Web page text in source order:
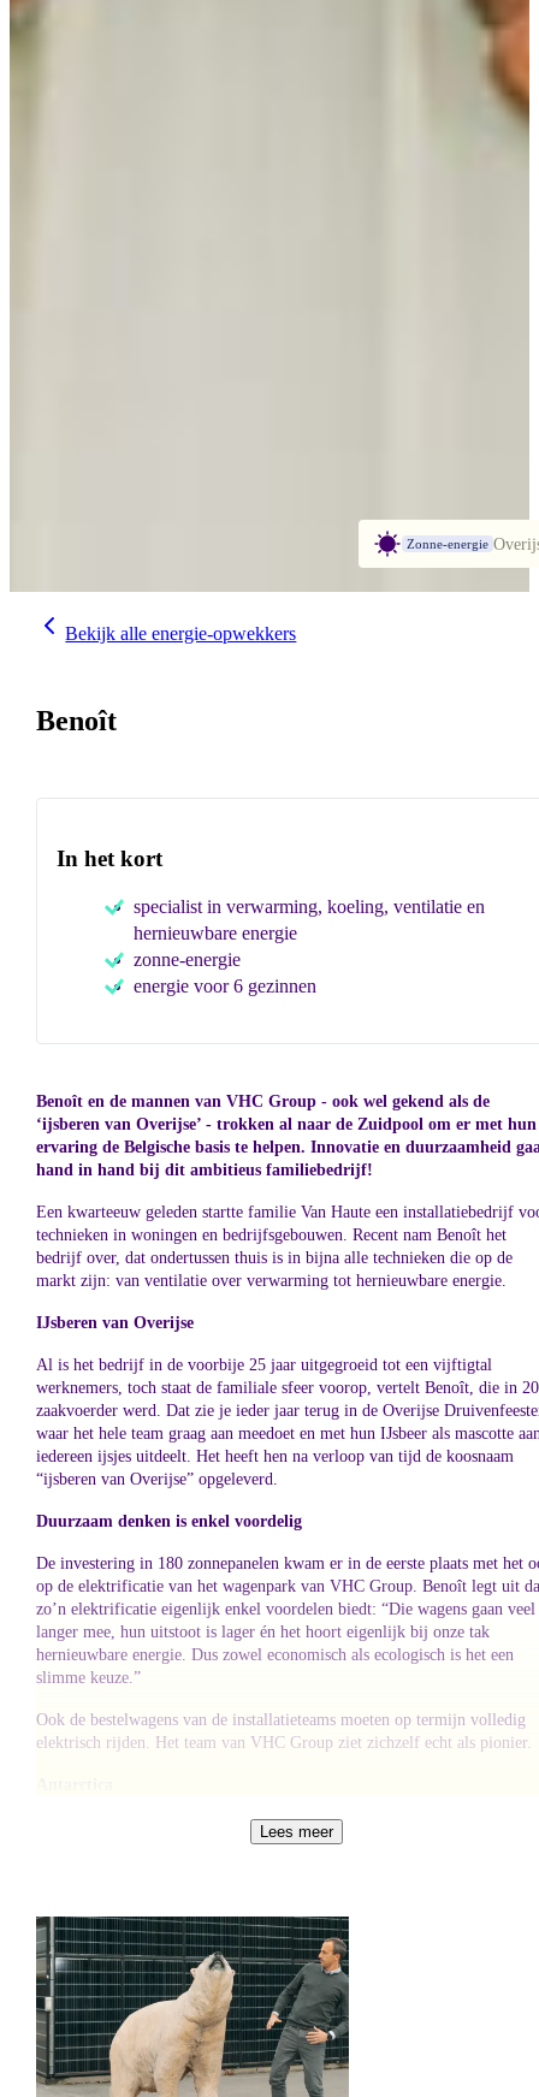
Zonne-energie
Bekijk alle energie-opwekkers
Benoît
In het kort
specialist in verwarming, koeling, ventilatie en
hernieuwbare energie
zonne-energie
energie voor 6 gezinnen
Benoît en de mannen van VHC Group - ook wel gekend als de
‘ijsberen van Overijse’ - trokken al naar de Zuidpool om er met hun
ervaring de Belgische basis te helpen. Innovatie en duurzaamheid
hand in hand bij dit ambitieus familiebedrijf!
Een kwarteeuw geleden startte familie Van Haute een installatiebedrijf
technieken in woningen en bedrijfsgebouwen. Recent nam Benoît het
bedrijf over, dat ondertussen thuis is in bijna alle technieken die op de
markt zijn: van ventilatie over verwarming tot hernieuwbare energie.
IJsberen van Overijse
Al is het bedrijf in de voorbije 25 jaar uitgegroeid tot een vijftigtal
werknemers, toch staat de familiale sfeer voorop, vertelt Benoît, die in
zaakvoerder werd. Dat zie je ieder jaar terug in de Overijse
waar het hele team graag aan meedoet en met hun IJsbeer als mascotte
iedereen ijsjes uitdeelt. Het heeft hen na verloop van tijd de koosnaam
“ijsberen van Overijse” opgeleverd.
Duurzaam denken is enkel voordelig
De investering in 180 zonnepanelen kwam er in de eerste plaats met het
op de elektrificatie van het wagenpark van VHC Group. Benoît legt uit
zo’n elektrificatie eigenlijk enkel voordelen biedt: “Die wagens gaan veel
langer mee, hun uitstoot is lager én het hoort eigenlijk bij onze tak
hernieuwbare energie. Dus zowel economisch als ecologisch is het een
slimme keuze.”
Ook de bestelwagens van de installatieteams moeten op termijn volledig
elektrisch rijden. Het team van VHC Group ziet zichzelf echt als pionier.
Pioniers doen al eens extreme dingen. En dat weten ze maar al te goed bij
VHC Group. Collega’s Guus en Johan trokken naar de Zuidpool om de
bouwen. Wat een avontuur!
Pioniers vinden elkaar
Zulke avonturiers komen uiteindelijk bij Bolt terecht, verklaart Benoît:
“Zo’n jong en ambitieus team past helemaal bij onze mindset.” Dat hun
klanten nu - naast de installaties - ook energie van hen kunnen afnemen,
écht een meerwaarde.
Lees meer